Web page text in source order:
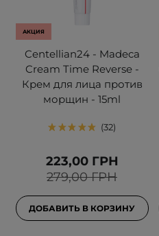
АКЦИЯ
Centellian24 - Madeca
Cream Time Reverse -
Крем для лица против
морщин - 15ml
32
279,00 ГРН
223,00 ГРН
ДОБАВИТЬ В КОРЗИНУ